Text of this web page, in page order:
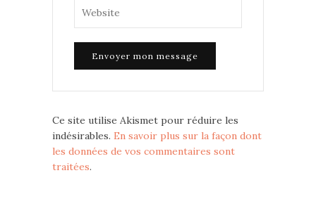
Ce site utilise Akismet pour réduire les
indésirables. En savoir plus sur la façon dont
les données de vos commentaires sont
traitées.